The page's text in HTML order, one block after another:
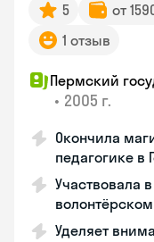
5 от
1 отзыв
Пермский
• 2005 г.
Окончила
педагогике в
Участвовала
Уделяет